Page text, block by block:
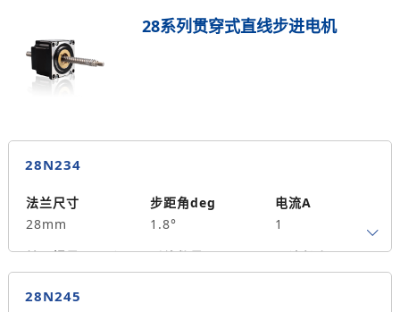
28系列贯穿式直线步进电机
28N234
法兰尺寸
28mm
步距角deg
1.8°
电流A
1
转子惯量g.cm²
4
引线数量
34
马达长度mm
0.06
28N245